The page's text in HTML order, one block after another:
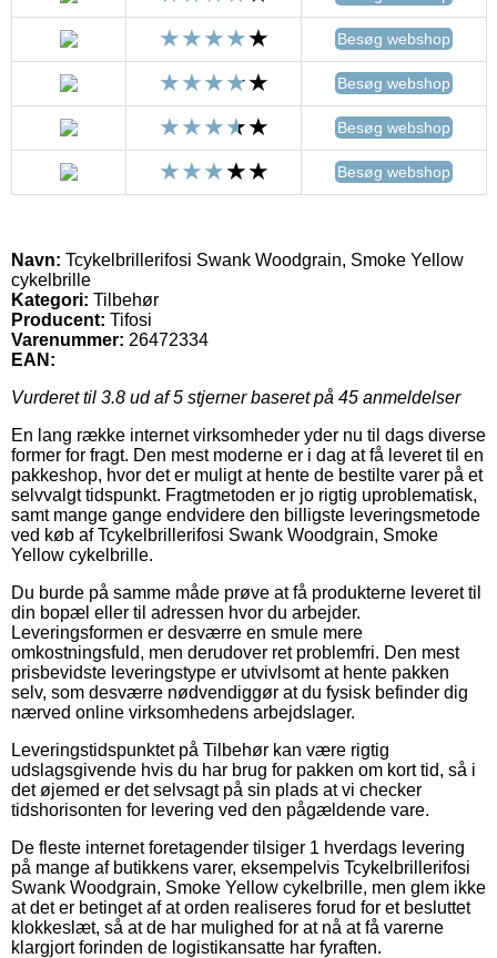
Besøg webshop
Besøg webshop
Besøg webshop
Besøg webshop
Navn: Tcykelbrillerifosi Swank Woodgrain, Smoke Yellow
cykelbrille
Kategori: Tilbehør
Producent: Tifosi
Varenummer: 26472334
EAN:
Vurderet til 3.8 ud af 5 stjerner baseret på 45 anmeldelser
En lang række internet virksomheder yder nu til dags diverse
former for fragt. Den mest moderne er i dag at få leveret til en
pakkeshop, hvor det er muligt at hente de bestilte varer på et
selvvalgt tidspunkt. Fragtmetoden er jo rigtig uproblematisk,
samt mange gange endvidere den billigste leveringsmetode
ved køb af Tcykelbrillerifosi Swank Woodgrain, Smoke
Yellow cykelbrille.
Du burde på samme måde prøve at få produkterne leveret til
din bopæl eller til adressen hvor du arbejder.
Leveringsformen er desværre en smule mere
omkostningsfuld, men derudover ret problemfri. Den mest
prisbevidste leveringstype er utvivlsomt at hente pakken
selv, som desværre nødvendiggør at du fysisk befinder dig
nærved online virksomhedens arbejdslager.
Leveringstidspunktet på Tilbehør kan være rigtig
udslagsgivende hvis du har brug for pakken om kort tid, så i
det øjemed er det selvsagt på sin plads at vi checker
tidshorisonten for levering ved den pågældende vare.
De fleste internet foretagender tilsiger 1 hverdags levering
på mange af butikkens varer, eksempelvis Tcykelbrillerifosi
Swank Woodgrain, Smoke Yellow cykelbrille, men glem ikke
at det er betinget af at orden realiseres forud for et besluttet
klokkeslæt, så at de har mulighed for at nå at få varerne
klargjort forinden de logistikansatte har fyraften.